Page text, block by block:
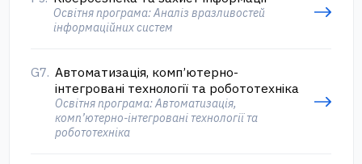
Освітня програма: Аналіз вразливостей
інформаційних систем
G7. Автоматизація, комп’ютерно-
інтегровані технології та робототехніка
Освітня програма: Автоматизація,
комп’ютерно-інтегровані технології та
робототехніка